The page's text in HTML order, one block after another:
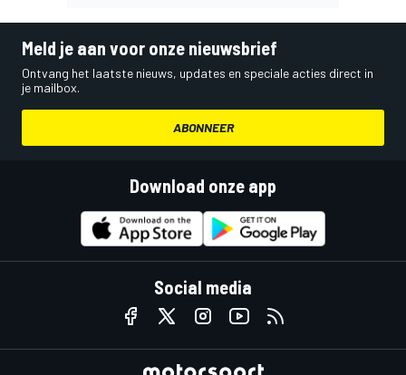
Meld je aan voor onze nieuwsbrief
Ontvang het laatste nieuws, updates en speciale acties direct in
je mailbox.
ABONNEER
Download onze app
Social media